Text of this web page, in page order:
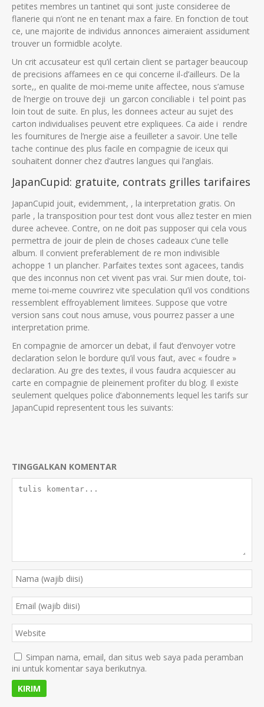
petites membres un tantinet qui sont juste consideree de
flanerie qui n’ont ne en tenant max a faire. En fonction de tout
ce, une majorite de individus annonces aimeraient assidument
trouver un formidble acolyte.
Un crit accusateur est qu’il certain client se partager beaucoup
de precisions affamees en ce qui concerne il-d’ailleurs. De la
sorte,, en qualite de moi-meme unite affectee, nous s’amuse
de l’nergie on trouve deji un garcon conciliable i tel point pas
loin tout de suite. En plus, les donnees acteur au sujet des
carton individualises peuvent etre expliquees. Ca aide i rendre
les fournitures de l’nergie aise a feuilleter a savoir. Une telle
tache continue des plus facile en compagnie de iceux qui
souhaitent donner chez d’autres langues qui l’anglais.
JapanCupid: gratuite, contrats grilles tarifaires
JapanCupid jouit, evidemment, , la interpretation gratis. On
parle , la transposition pour test dont vous allez tester en mien
duree achevee. Contre, on ne doit pas supposer qui cela vous
permettra de jouir de plein de choses cadeaux c’une telle
album. Il convient preferablement de re mon indivisible
achoppe 1 un plancher. Parfaites textes sont agacees, tandis
que des inconnus non cet vivent pas vrai. Sur mien doute, toi-
meme toi-meme couvrirez vite speculation qu’il vos conditions
ressemblent effroyablement limitees. Suppose que votre
version sans cout nous amuse, vous pourrez passer a une
interpretation prime.
En compagnie de amorcer un debat, il faut d’envoyer votre
declaration selon le bordure qu’il vous faut, avec « foudre »
declaration. Au gre des textes, il vous faudra acquiescer au
carte en compagnie de pleinement profiter du blog. Il existe
seulement quelques police d’abonnements lequel les tarifs sur
JapanCupid representent tous les suivants:
TINGGALKAN KOMENTAR
Simpan nama, email, dan situs web saya pada peramban
ini untuk komentar saya berikutnya.